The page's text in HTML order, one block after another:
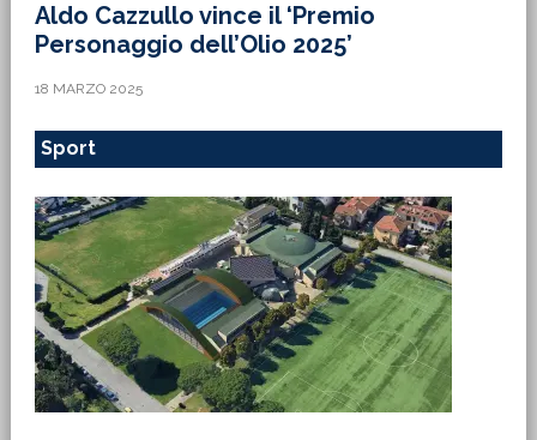
Aldo Cazzullo vince il ‘Premio
Personaggio dell’Olio 2025’
18 MARZO 2025
Sport